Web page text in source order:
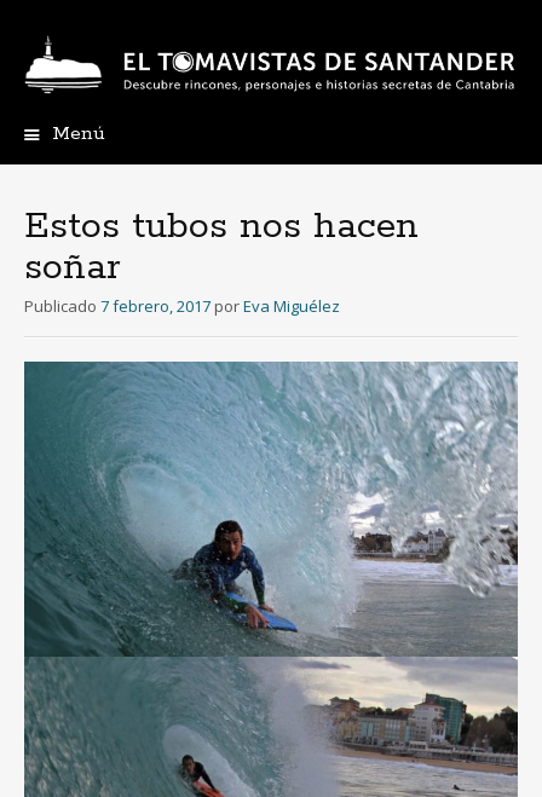
Menú
Estos tubos nos hacen
soñar
Publicado 7 febrero, 2017 porEva Miguélez